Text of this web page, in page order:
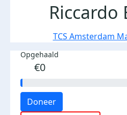
Riccardo
TCS Amsterdam
Opgehaald
€0
Doneer